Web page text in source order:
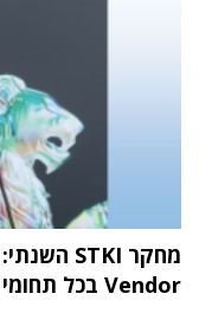
Vendor בכל תחומי שוק ה-IT